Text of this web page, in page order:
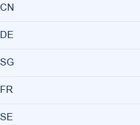
CN
DE
SG
FR
SE